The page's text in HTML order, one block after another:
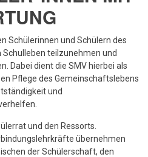
Schülerinnen und Schülern des
Schulleben teilzunehmen und
Dabei dient die SMV hierbei als
Pflege des Gemeinschaftslebens
und
und den Ressorts.
übernehmen
der Schülerschaft, den